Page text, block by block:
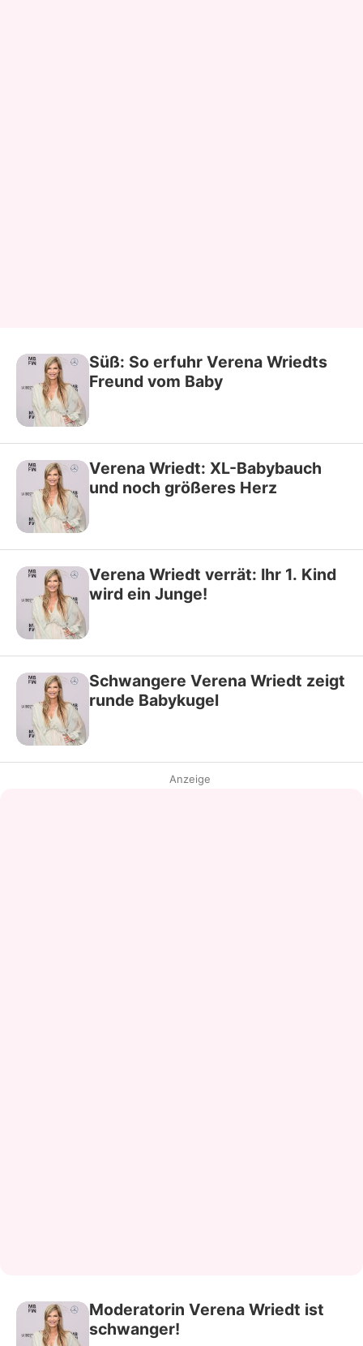
Süß: So erfuhr Verena Wriedts
Freund vom Baby
Verena Wriedt: XL-Babybauch
und noch größeres Herz
Verena Wriedt verrät: Ihr 1. Kind
wird ein Junge!
Schwangere Verena Wriedt zeigt
runde Babykugel
Anzeige
Moderatorin Verena Wriedt ist
schwanger!